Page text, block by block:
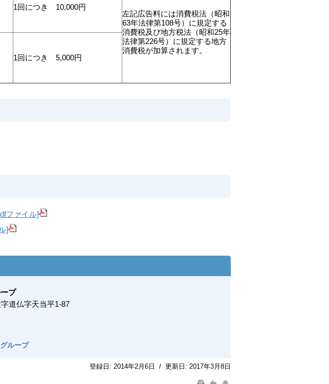
1回につき 10,000円
左記広告料には消費税法（昭和
63年法律第108号）に規定する
消費税及び地方税法（昭和25年
法律第226号）に規定する地方
消費税が加算されます。
1回につき 5,000円
ファイル]
]
プ
道仏字天当平1-87
ループ
登録日: 2014年2月6日 / 更新日: 2017年3月8日